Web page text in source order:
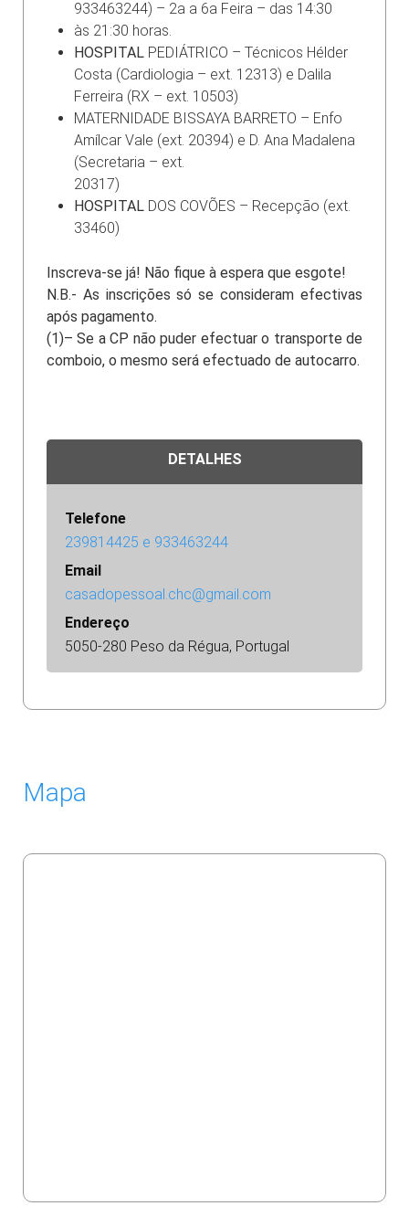
933463244) – 2a a 6a Feira – das 14:30
às 21:30 horas.
HOSPITAL PEDIÁTRICO – Técnicos Hélder
Costa (Cardiologia – ext. 12313) e Dalila
Ferreira (RX – ext. 10503)
MATERNIDADE BISSAYA BARRETO – Enfo
Amílcar Vale (ext. 20394) e D. Ana Madalena
(Secretaria – ext.
20317)
HOSPITAL DOS COVÕES – Recepção (ext.
33460)
Inscreva-se já! Não fique à espera que esgote!
N.B.- As inscrições só se consideram efectivas
após pagamento.
(1)– Se a CP não puder efectuar o transporte de
comboio, o mesmo será efectuado de autocarro.
DETALHES
Telefone
239814425 e 933463244
Email
casadopessoal.chc@gmail.com
Endereço
5050-280 Peso da Régua, Portugal
Mapa